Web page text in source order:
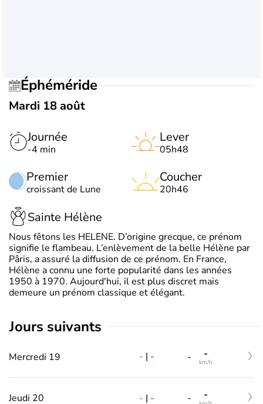
Éphéméride
Mardi 18 août
Journée
-4 min
Premier
croissant de Lune
Lever
05h48
Coucher
20h46
Sainte Hélène
Nous fêtons les HELENE. D’origine grecque, ce prénom
signifie le flambeau. L’enlèvement de la belle Hélène par
Pâris, a assuré la diffusion de ce prénom. En France,
Hélène a connu une forte popularité dans les années
1950 à 1970. Aujourd'hui, il est plus discret mais
demeure un prénom classique et élégant.
jours suivants
Mercredi 19 - | - - -
km/h
Jeudi 20 - | - - -